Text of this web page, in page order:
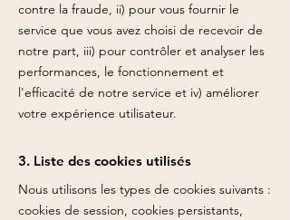
contre la fraude, ii) pour vous fournir le
service que vous avez choisi de recevoir de
notre part, iii) pour contrôler et analyser les
performances, le fonctionnement et
l'efficacité de notre service et iv) améliorer
votre expérience utilisateur.
3. Liste des cookies utilisés
Nous utilisons les types de cookies suivants :
cookies de session, cookies persistants,